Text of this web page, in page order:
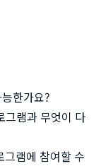
한가요?
램과 무엇이 다
램에 참여할 수